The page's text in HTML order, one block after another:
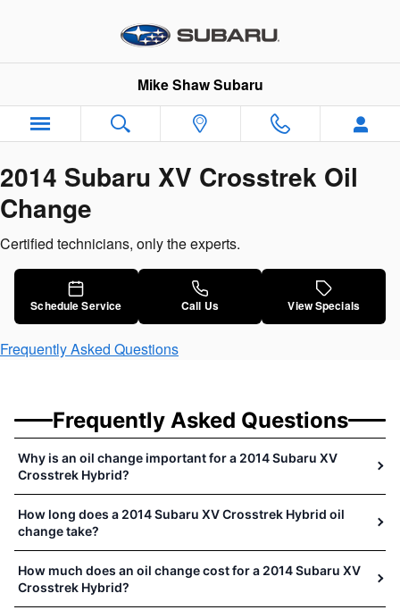
2014 Subaru XV Crosstrek Oil
Mike Shaw Subaru
2014 Subaru XV Crosstrek Oil
Change
Certified technicians, only the experts.
Schedule Service Call Us View Specials
Frequently Asked Questions
Frequently Asked Questions
Why is an oil change important for a 2014 Subaru XV
Crosstrek Hybrid?
How long does a 2014 Subaru XV Crosstrek Hybrid oil
change take?
How much does an oil change cost for a 2014 Subaru XV
Crosstrek Hybrid?